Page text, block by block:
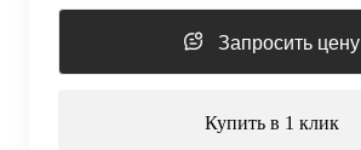
Запросить цену
Купить в 1 клик